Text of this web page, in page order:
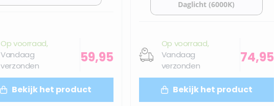
Op voorraad,
Vandaag
verzonden
59,95
Bekijk het product
Op voorraad,
Vandaag
verzonden
74,95
Bekijk het product